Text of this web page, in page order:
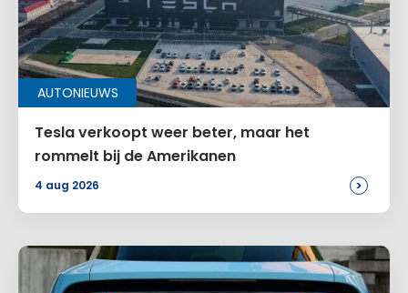
AUTONIEUWS
Tesla verkoopt weer beter, maar het
rommelt bij de Amerikanen
4 aug 2026 >